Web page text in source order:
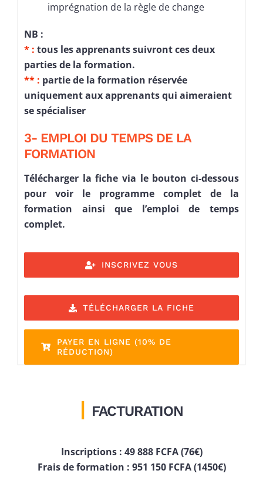
imprégnation de la règle de change
NB :
* : tous les apprenants suivront ces deux
parties de la formation.
** : partie de la formation réservée
uniquement aux apprenants qui aimeraient
se spécialiser
3- EMPLOI DU TEMPS DE LA
FORMATION
Télécharger la fiche via le bouton ci-dessous
pour voir le programme complet de la
formation ainsi que l’emploi de temps
complet.
INSCRIVEZ VOUS
TÉLÉCHARGER LA FICHE
PAYER EN LIGNE (10% DE
RÉDUCTION)
| FACTURATION
Inscriptions : 49 888 FCFA (76€)
Frais de formation : 951 150 FCFA (1450€)